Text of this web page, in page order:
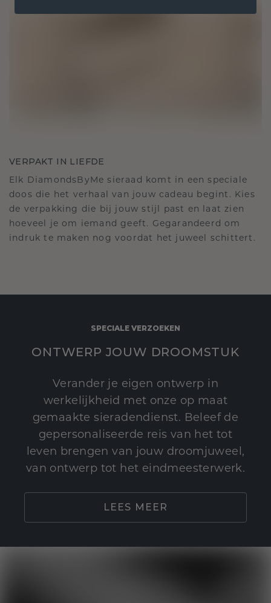
VERPAKT IN LIEFDE
Elk DiamondsByMe sieraad komt in een speciale
doos die het verhaal van jouw cadeau begint. Kies
de verpakking die bij jouw stijl past en laat zien
hoeveel je om iemand geeft. Gegarandeerd om
indruk te maken nog voordat het juweel schittert.
SPECIALE VERZOEKEN
ONTWERP JOUW DROOMSTUK
Verander je eigen ontwerp in
werkelijkheid met onze op maat
gemaakte sieradendienst. Beleef de
gepersonaliseerde reis van het tot
leven brengen van jouw droomjuweel,
van ontwerp tot het eindmeesterwerk.
LEES MEER